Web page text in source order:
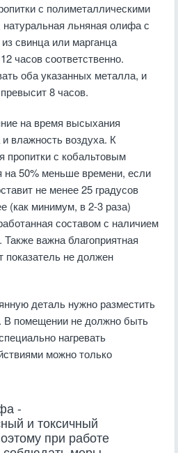
с полиметаллическими
льняная олифа с
свинца или марганца
часов соответственно.
оба указанных металла, и
8 часов.
на время высыхания
влажность воздуха. К
с кобальтовым
на 50% меньше времени, если
не менее 25 градусов
минимум, в 2-3 раза)
составом с наличием
Также важна благоприятная
показатель не должен
деталь нужно разместить
В помещении не должно быть
нагревать
можно только
-
и токсичный
при работе